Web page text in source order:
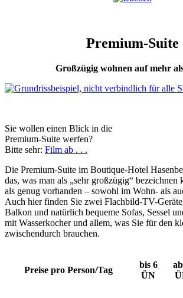
Premium-Suite
Großzügig wohnen auf mehr
Sie wollen einen Blick in die
Premium-Suite werfen?
Bitte sehr: Film ab . . .
Die Premium-Suite im Boutique-Hotel
das, was man als „sehr großzügig“ bezeichnen
als genug vorhanden – sowohl im Wohn- als
Auch hier finden Sie zwei Flachbild-TV-
Balkon und natürlich bequeme Sofas, Sessel
mit Wasserkocher und allem, was Sie für den
zwischendurch brauchen.
Preise pro Person/Tag
bis 6
ÜN